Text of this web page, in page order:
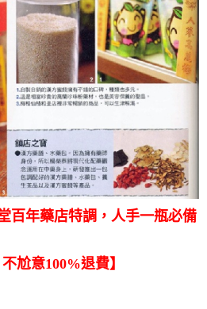
百年藥店特調，人手一瓶必備
尬意100%退費】